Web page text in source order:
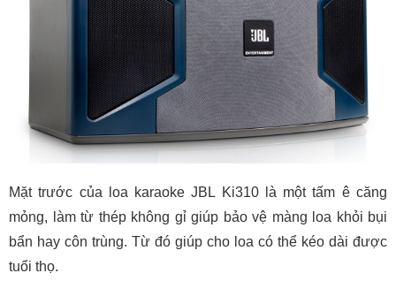
Mặt trước của loa karaoke JBL Ki310 là một tấm ê căng
mỏng, làm từ thép không gỉ giúp bảo vệ màng loa khỏi bụi
bẩn hay côn trùng. Từ đó giúp cho loa có thể kéo dài được
tuổi thọ.